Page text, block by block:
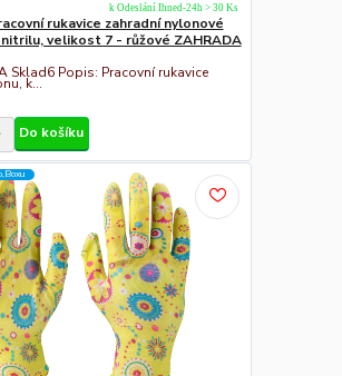
rukavice zahradní nylonové
velikost 7 - růžové ZAHRADA
Sklad6 Popis: Pracovní rukavice
k...
k Odeslání Ihned-24h > 30 Ks
Do košíku